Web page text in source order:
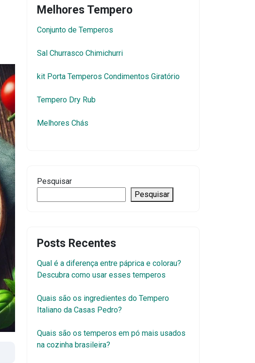
Melhores Tempero
Conjunto de Temperos
Sal Churrasco Chimichurri
kit Porta Temperos Condimentos Giratório
Tempero Dry Rub
Melhores Chás
Pesquisar
Pesquisar
Posts Recentes
Qual é a diferença entre páprica e colorau?
Descubra como usar esses temperos
Quais são os ingredientes do Tempero
Italiano da Casas Pedro?
Quais são os temperos em pó mais usados
na cozinha brasileira?